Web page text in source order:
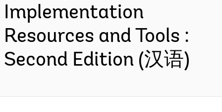
Implementation
Resources and Tools :
Second Edition (汉语)